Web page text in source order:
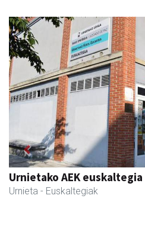
Urnietako AEK euskaltegia
Urnieta - Euskaltegiak
Previous